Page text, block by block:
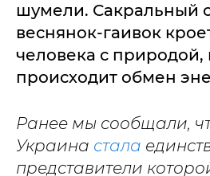
шумели. Сакральный
веснянок-гаивок
человека с природой,
происходит обмен
Ранее мы сообщали,
Украина стала
представители